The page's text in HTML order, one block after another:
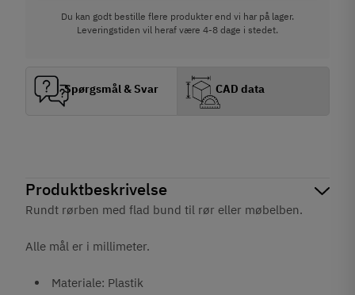
Produktbeskrivelse
Rundt rørben med flad bund til rør eller møbelben.
Alle mål er i millimeter.
Materiale: Plastik
Du kan godt bestille flere produkter end vi har på lager.
Leveringstiden vil heraf være 4-8 dage i stedet.
Spørgsmål & Svar CAD data